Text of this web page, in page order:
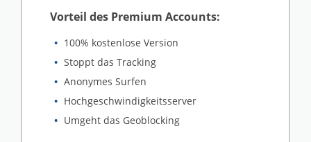
Vorteil des Premium Accounts:
100% kostenlose Version
Stoppt das Tracking
Anonymes Surfen
Hochgeschwindigkeitsserver
Umgeht das Geoblocking